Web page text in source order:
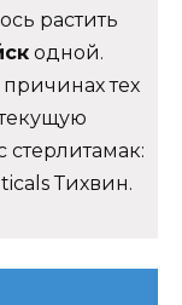
растить
одной.
тех
Тихвин.